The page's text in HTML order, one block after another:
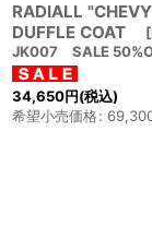
RADIALL
DUFFLE COAT
[
JK007 SALE
34,650円(税込)
希望小売価格: